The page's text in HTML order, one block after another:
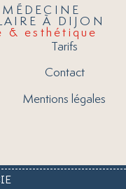
À DIJON
& esthétique
Tarifs
Contact
Mentions légales